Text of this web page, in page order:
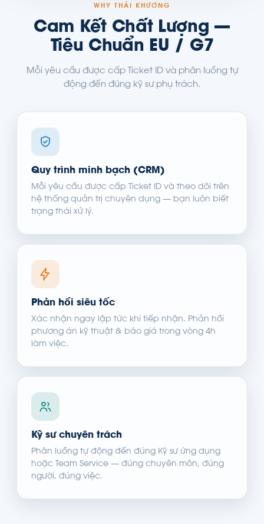
WHY THÁI KHƯƠNG
Cam Kết Chất Lượng —
Tiêu Chuẩn EU / G7
Mỗi yêu cầu được cấp Ticket ID và phân luồng tự
động đến đúng kỹ sư phụ trách.
Quy trình minh bạch (CRM)
Mỗi yêu cầu được cấp Ticket ID và theo dõi trên
hệ thống quản trị chuyên dụng — bạn luôn biết
trạng thái xử lý.
Phản hồi siêu tốc
Xác nhận ngay lập tức khi tiếp nhận. Phản hồi
phương án kỹ thuật & báo giá trong vòng 4h
làm việc.
Kỹ sư chuyên trách
Phân luồng tự động đến đúng Kỹ sư ứng dụng
hoặc Team Service — đúng chuyên môn, đúng
người, đúng việc.